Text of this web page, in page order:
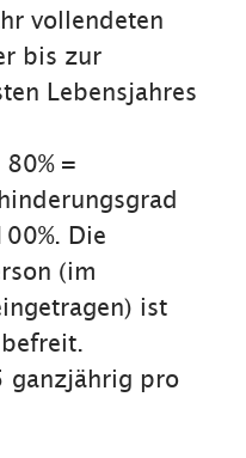
vollendeten
bis zur
Lebensjahres
=
Die
(im
ist
ganzjährig pro